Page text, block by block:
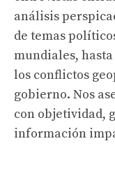
análisis
de temas
mundiales,
los conflictos
gobierno. Nos
con objetividad,
información